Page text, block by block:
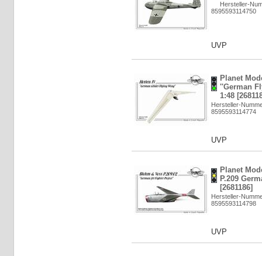
Hersteller-
8595593114750
UVP
Planet
''German
1:48
Hersteller-
8595593114774
UVP
Planet
P.209
[2681186]
Hersteller-
8595593114798
UVP